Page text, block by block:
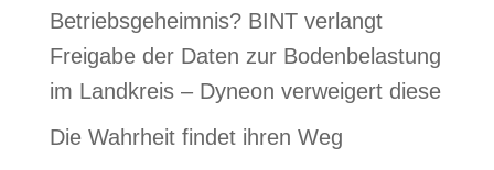
Betriebsgeheimnis? BINT verlangt
Freigabe der Daten zur Bodenbelastung
im Landkreis – Dyneon verweigert diese
Die Wahrheit findet ihren Weg